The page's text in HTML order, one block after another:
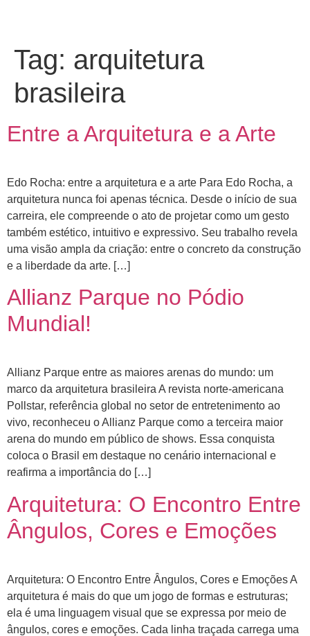
Tag: arquitetura
brasileira
Entre a Arquitetura e a Arte
Edo Rocha: entre a arquitetura e a arte Para Edo Rocha, a
arquitetura nunca foi apenas técnica. Desde o início de sua
carreira, ele compreende o ato de projetar como um gesto
também estético, intuitivo e expressivo. Seu trabalho revela
uma visão ampla da criação: entre o concreto da construção
e a liberdade da arte. […]
Allianz Parque no Pódio
Mundial!
Allianz Parque entre as maiores arenas do mundo: um
marco da arquitetura brasileira A revista norte-americana
Pollstar, referência global no setor de entretenimento ao
vivo, reconheceu o Allianz Parque como a terceira maior
arena do mundo em público de shows. Essa conquista
coloca o Brasil em destaque no cenário internacional e
reafirma a importância do […]
Arquitetura: O Encontro Entre
Ângulos, Cores e Emoções
Arquitetura: O Encontro Entre Ângulos, Cores e Emoções A
arquitetura é mais do que um jogo de formas e estruturas;
ela é uma linguagem visual que se expressa por meio de
ângulos, cores e emoções. Cada linha traçada carrega uma